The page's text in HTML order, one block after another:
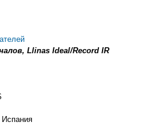
Llinas Ideal/Record IR
Испания